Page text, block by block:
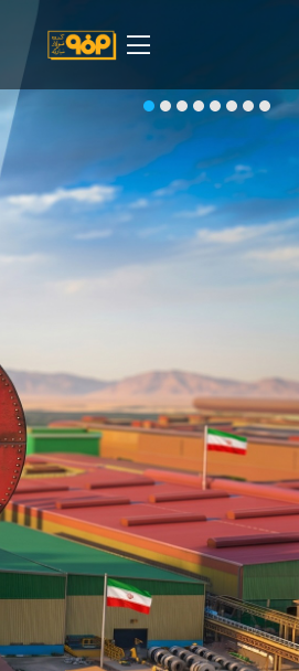
درباره شرکت
مسیر ماندگار
خرید و تامین کنندگان
فروش و مشتریان
ارتباطات و توسعه برند سازمانی
پایداری
سهامداران
ارتباط با ما